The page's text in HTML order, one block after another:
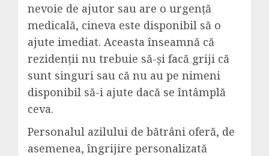
nevoie de ajutor sau are o urgență
medicală, cineva este disponibil să o
ajute imediat. Aceasta înseamnă că
rezidenții nu trebuie să-și facă griji că
sunt singuri sau că nu au pe nimeni
disponibil să-i ajute dacă se întâmplă
ceva.
Personalul azilului de bătrâni oferă, de
asemenea, îngrijire personalizată